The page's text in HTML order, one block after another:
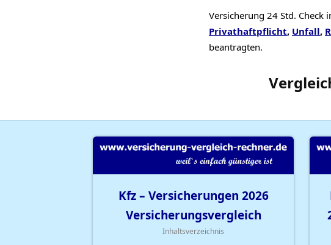
Versicherung 24 Std. Check
Privathaftpflicht, Unfall,
beantragten.
Kfz – Versicherungen 2026
Versicherungsvergleich
Inhaltsverzeichnis